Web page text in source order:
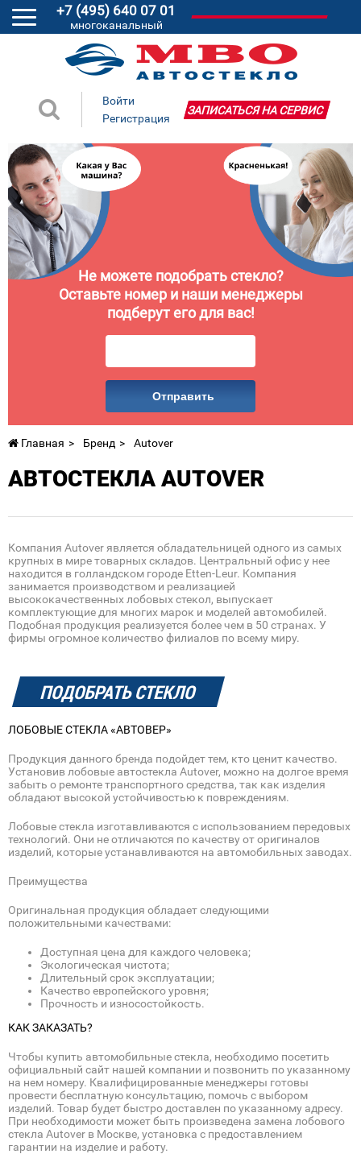
+7 (495) 640 07 01
многоканальный
Войти
Регистрация
ЗАПИСАТЬСЯ НА СЕРВИС
Не можете подобрать стекло?
Оставьте номер и наши менеджеры
подберут его для вас!
Отправить
Главная Бренд Autover
АВТОСТЕКЛА AUTOVER
Компания Autover является обладательницей одного из самых
крупных в мире товарных складов. Центральный офис у нее
находится в голландском городе Etten-Leur. Компания
занимается производством и реализацией
высококачественных лобовых стекол, выпускает
комплектующие для многих марок и моделей автомобилей.
Подобная продукция реализуется более чем в 50 странах. У
фирмы огромное количество филиалов по всему миру.
ПОДОБРАТЬ СТЕКЛО
ЛОБОВЫЕ СТЕКЛА «АВТОВЕР»
Продукция данного бренда подойдет тем, кто ценит качество.
Установив лобовые автостекла Autover, можно на долгое время
забыть о ремонте транспортного средства, так как изделия
обладают высокой устойчивостью к повреждениям.
Лобовые стекла изготавливаются с использованием передовых
технологий. Они не отличаются по качеству от оригиналов
изделий, которые устанавливаются на автомобильных заводах.
Преимущества
Оригинальная продукция обладает следующими
положительными качествами:
Доступная цена для каждого человека;
Экологическая чистота;
Длительный срок эксплуатации;
Качество европейского уровня;
Прочность и износостойкость.
КАК ЗАКАЗАТЬ?
Чтобы купить автомобильные стекла, необходимо посетить
официальный сайт нашей компании и позвонить по указанному
на нем номеру. Квалифицированные менеджеры готовы
провести бесплатную консультацию, помочь с выбором
изделий. Товар будет быстро доставлен по указанному адресу.
При необходимости может быть произведена замена лобового
стекла Autover в Москве, установка с предоставлением
гарантии на изделие и работу.